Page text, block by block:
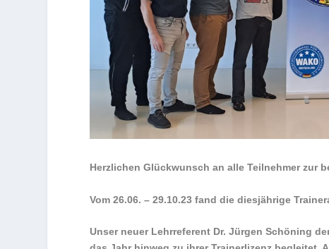
Herzlichen Glückwunsch an alle Teilnehmer zur
Vom 26.06. – 29.10.23 fand die diesjährige
Unser neuer Lehrreferent Dr. Jürgen Schöning